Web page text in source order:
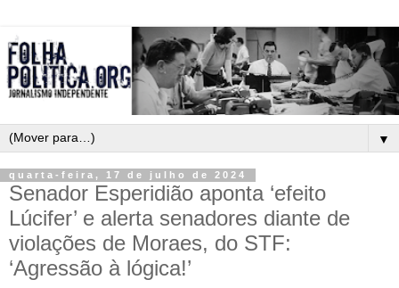
▼
quarta-feira, 17 de julho de 2024
Senador Esperidião aponta ‘efeito
Lúcifer’ e alerta senadores diante de
violações de Moraes, do STF:
‘Agressão à lógica!’